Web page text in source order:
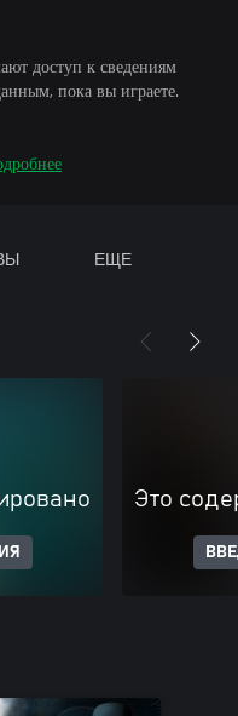
доступ к сведениям
пока вы играете.
ЕЩЕ
Это